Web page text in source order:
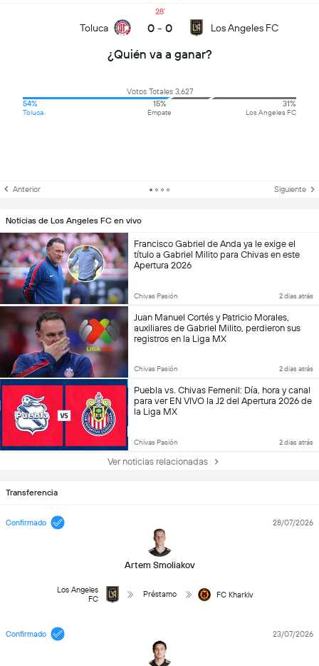
Toluca
28
0 - 0 Los Angeles FC
¿Quién va a ganar?
Votos Totales 3,627
54%
Toluca
15%
Empate
31%
Los Angeles FC
Anterior Siguiente
Noticias de Los Angeles FC en vivo
Francisco Gabriel de Anda ya le exige el
título a Gabriel Milito para Chivas en este
Apertura 2026
Chivas Pasión 2 dias atrás
Juan Manuel Cortés y Patricio Morales,
auxiliares de Gabriel Milito, perdieron sus
registros en la Liga MX
Chivas Pasión 2 dias atrás
Puebla vs. Chivas Femenil: Día, hora y canal
para ver EN VIVO la J2 del Apertura 2026 de
la Liga MX
Chivas Pasión 2 dias atrás
Ver noticias relacionadas
Transferencia
Confirmado
Artem Smoliakov
28/07/2026
Los Angeles
FC
Préstamo FC Kharkiv
Confirmado 23/07/2026